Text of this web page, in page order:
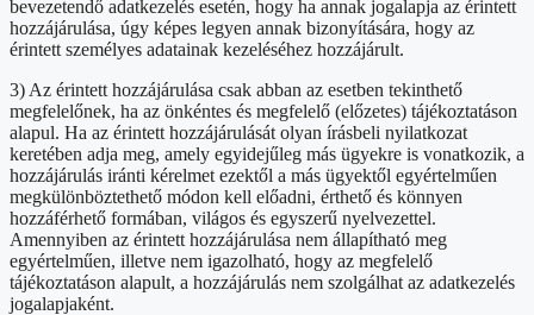
bevezetendő adatkezelés esetén, hogy ha annak jogalapja az érintett
hozzájárulása, úgy képes legyen annak bizonyítására, hogy az
érintett személyes adatainak kezeléséhez hozzájárult.
3) Az érintett hozzájárulása csak abban az esetben tekinthető
megfelelőnek, ha az önkéntes és megfelelő (előzetes) tájékoztatáson
alapul. Ha az érintett hozzájárulását olyan írásbeli nyilatkozat
keretében adja meg, amely egyidejűleg más ügyekre is vonatkozik, a
hozzájárulás iránti kérelmet ezektől a más ügyektől egyértelműen
megkülönböztethető módon kell előadni, érthető és könnyen
hozzáférhető formában, világos és egyszerű nyelvezettel.
Amennyiben az érintett hozzájárulása nem állapítható meg
egyértelműen, illetve nem igazolható, hogy az megfelelő
tájékoztatáson alapult, a hozzájárulás nem szolgálhat az adatkezelés
jogalapjaként.